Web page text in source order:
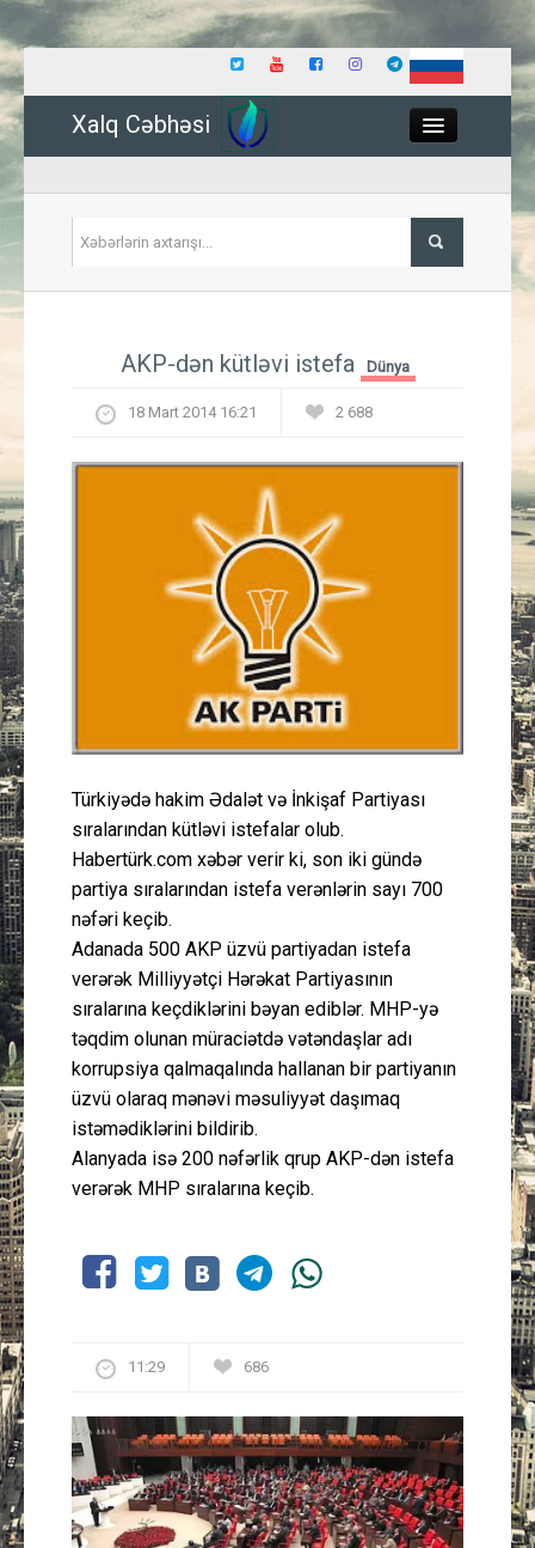
Xalq Cəbhəsi
İqtisadiyyat
Güney Azərbaycan
Mədəniyyət
Layihə
Gündəm
Peşə etikası
Əlaqə
AKP-dən kütləvi istefa Dünya
18 Mart 2014 16:21 2 688
Türkiyədə hakim Ədalət və İnkişaf Partiyası
sıralarından kütləvi istefalar olub.
Habertürk.com xəbər verir ki, son iki gündə
partiya sıralarından istefa verənlərin sayı 700
nəfəri keçib.
Adanada 500 AKP üzvü partiyadan istefa
verərək Milliyyətçi Hərəkat Partiyasının
sıralarına keçdiklərini bəyan ediblər. MHP-yə
təqdim olunan müraciətdə vətəndaşlar adı
korrupsiya qalmaqalında hallanan bir partiyanın
üzvü olaraq mənəvi məsuliyyət daşımaq
istəmədiklərini bildirib.
Alanyada isə 200 nəfərlik qrup AKP-dən istefa
verərək MHP sıralarına keçib.
11:29 686